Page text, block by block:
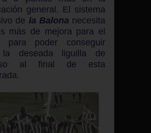
general. El sistema
de la Balona necesita
más de mejora para el
para poder conseguir
deseada liguilla de
al final de esta